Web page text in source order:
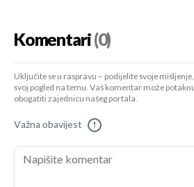
Komentari(0)
Uključite se u raspravu – podijelite svoje
svoj pogled na temu. Vaš komentar može
obogatiti zajednicu našeg portala.
Važna obavijest !